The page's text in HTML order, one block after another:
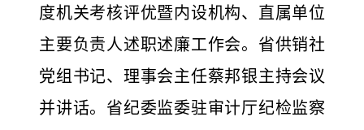
度机关考核评优暨内设机构、直属单位
主要负责人述职述廉工作会。省供销社
党组书记、理事会主任蔡邦银主持会议
并讲话。省纪委监委驻审计厅纪检监察